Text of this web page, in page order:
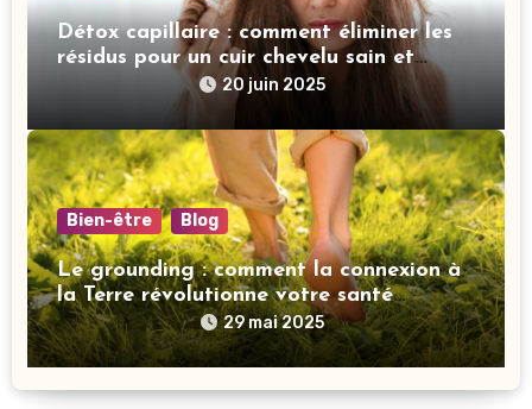
Détox capillaire : comment éliminer les
résidus pour un cuir chevelu sain et
20 juin 2025
Bien-être Blog
Le grounding : comment la connexion à
la Terre révolutionne votre santé
mentale
29 mai 2025